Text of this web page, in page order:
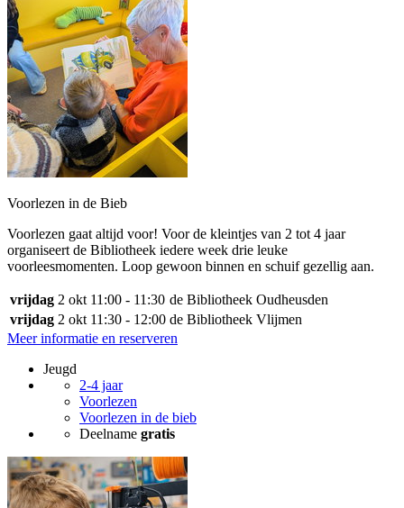
Voorlezen in de Bieb
Voorlezen gaat altijd voor! Voor de kleintjes van 2 tot 4 jaar
organiseert de Bibliotheek iedere week drie leuke
voorleesmomenten. Loop gewoon binnen en schuif gezellig aan.
vrijdag 2 okt 11:00 - 11:30 de Bibliotheek Oudheusden
vrijdag 2 okt 11:30 - 12:00 de Bibliotheek Vlijmen
Meer informatie en reserveren
Jeugd
2-4 jaar
Voorlezen
Voorlezen in de bieb
Deelname gratis